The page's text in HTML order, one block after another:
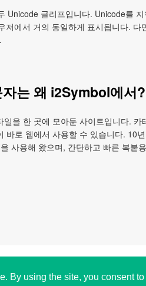
By using the site, you consent to
Unicode 글리프입니다. Unicode를
에서 거의 동일하게 표시됩니다. 다
는 왜 i2Symbol에서?
을 한 곳에 모아둔 사이트입니다.
바로 웹에서 사용할 수 있습니다. 10
사용해 왔으며, 간단하고 빠른 복붙
LLC, USA. 197